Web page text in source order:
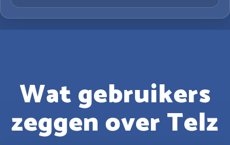
Wat gebruikers
zeggen over Telz